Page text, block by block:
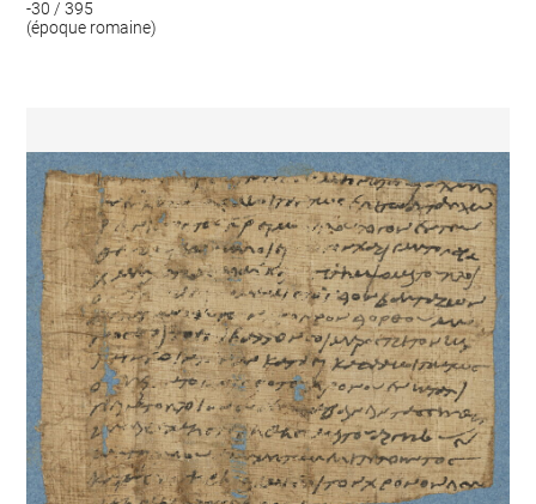
-30 / 395
(époque romaine)